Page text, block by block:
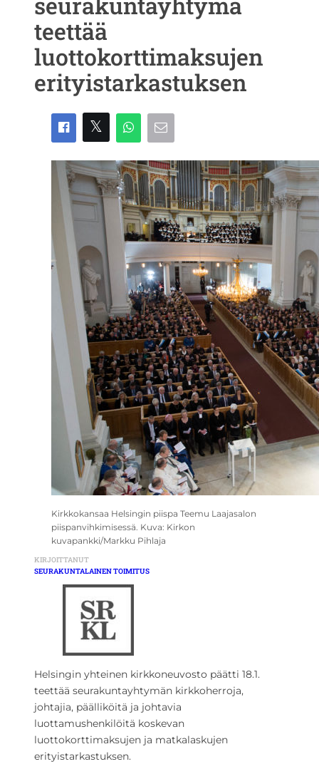
teettää
luottokorttimaksujen
erityistarkastuksen
Kirkkokansaa Helsingin piispa Teemu Laajasalon
piispanvihkimisessä. Kuva: Kirkon
kuvapankki/Markku Pihlaja
KIRJOITTANUT
SEURAKUNTALAINEN TOIMITUS
Helsingin yhteinen kirkkoneuvosto päätti 18.1.
teettää seurakuntayhtymän kirkkoherroja,
johtajia, päälliköitä ja johtavia
luottamushenkilöitä koskevan
luottokorttimaksujen ja matkalaskujen
erityistarkastuksen.